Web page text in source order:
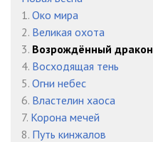
3-19
3-20
3-21
3-22
3-23
1. Око мира
2. Великая охота
3. Возрождённый дракон
4. Восходящая тень
5. Огни небес
6. Властелин хаоса
7. Корона мечей
8. Путь кинжалов